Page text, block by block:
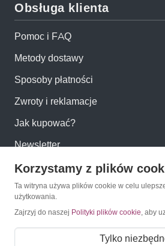
Obsługa klienta
Pomoc i FAQ
Metody dostawy
Sposoby płatności
Zwroty i reklamacje
Jak kupować?
Newsletter
Konto
Moje konto
Korzystamy z plików
Ta witryna używa plików cookie w celu
użytkowania.
Zajrzyj do naszej Polityki plików cookie, aby
Tylko